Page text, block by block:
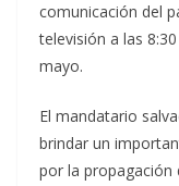
comunicación del
televisión a las
mayo.
El mandatario
brindar un
por la propagación